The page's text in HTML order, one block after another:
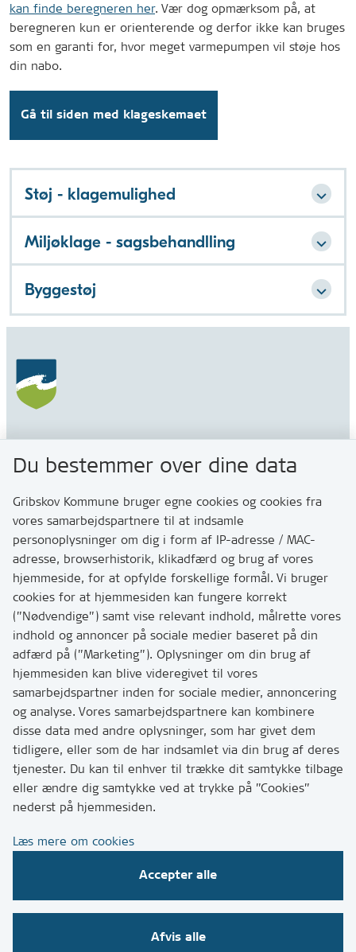
kan finde beregneren her. Vær dog opmærksom på, at
beregneren kun er orienterende og derfor ikke kan bruges
som en garanti for, hvor meget varmepumpen vil støje hos
din nabo.
Gå til siden med klageskemaet
Støj - klagemulighed
Miljøklage - sagsbehandlling
Byggestøj
Gribskov Kommune
3200 Helsinge
Kontakt
Skriv til os via Digital Post
Har du brug for at komme i kontakt med os? Se her
hvordan
Tip os om huller i vejen eller andet
T:7249 6000
Bemærk: vi har mange opkald mellem kl. 10 og 11
Links
Tilgængelighedserklæring
Cookies
CVR, EAN og betaling
Følg os på sociale medier
Du bestemmer over dine data
Gribskov Kommune bruger egne cookies og cookies fra
vores samarbejdspartnere til at indsamle
personoplysninger om dig i form af IP-adresse / MAC-
adresse, browserhistorik, klikadfærd og brug af vores
hjemmeside, for at opfylde forskellige formål. Vi bruger
cookies for at hjemmesiden kan fungere korrekt
(”Nødvendige”) samt vise relevant indhold, målrette vores
indhold og annoncer på sociale medier baseret på din
adfærd på (”Marketing”). Oplysninger om din brug af
hjemmesiden kan blive videregivet til vores
samarbejdspartner inden for sociale medier, annoncering
og analyse. Vores samarbejdspartnere kan kombinere
disse data med andre oplysninger, som har givet dem
tidligere, eller som de har indsamlet via din brug af deres
tjenester. Du kan til enhver til trække dit samtykke tilbage
eller ændre dig samtykke ved at trykke på ”Cookies”
nederst på hjemmesiden.
Læs mere om cookies
Accepter alle
Afvis alle